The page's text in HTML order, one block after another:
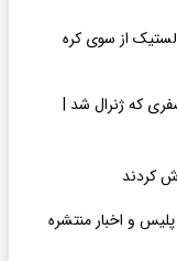
از سوی کره
که ژنرال شد |
کردند
و اخبار منتشره